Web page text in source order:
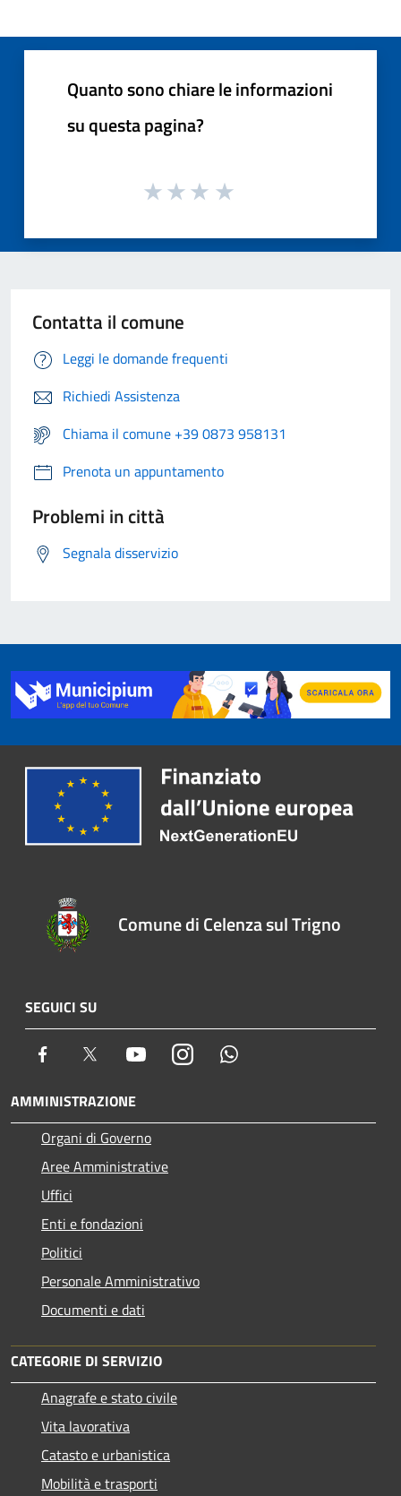
Quanto sono chiare le informazioni
su questa pagina?
Contatta il comune
Leggi le domande frequenti
Richiedi Assistenza
Chiama il comune +39 0873 958131
Prenota un appuntamento
Problemi in città
Segnala disservizio
Comune di Celenza sul Trigno
SEGUICI SU
Facebook Twitter YoutubeInstagram
AMMINISTRAZIONE
Organi di Governo
Aree Amministrative
Uffici
Enti e fondazioni
Politici
Personale Amministrativo
Documenti e dati
CATEGORIE DI SERVIZIO
Anagrafe e stato civile
Vita lavorativa
Catasto e urbanistica
Mobilità e trasporti